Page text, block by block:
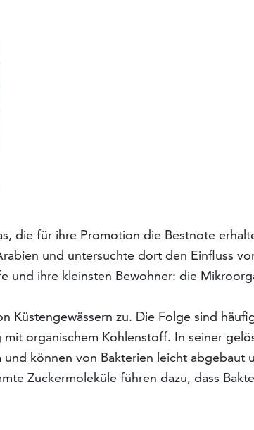
die für ihre Promotion die Bestnote
und untersuchte dort den Einfluss
und ihre kleinsten Bewohner: die
Küstengewässern zu. Die Folge sind
organischem Kohlenstoff. In seiner
und können von Bakterien leicht abgebaut
Zuckermoleküle führen dazu, dass